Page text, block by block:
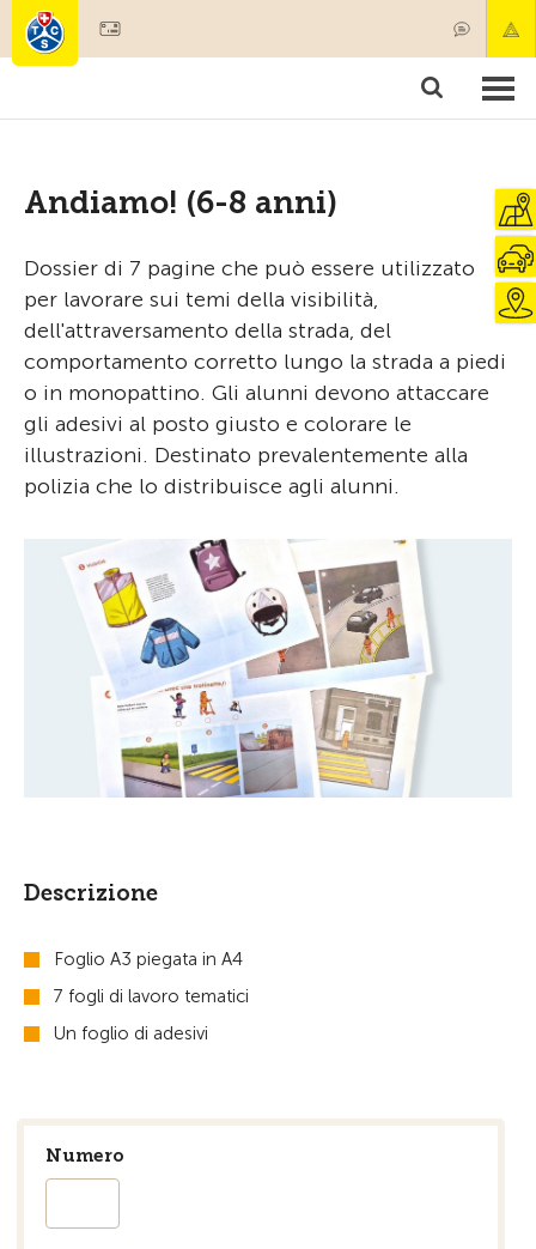
Prodotti & Servizi
Andiamo! (6-8 anni)
Dossier di 7 pagine che può essere utilizzato
per lavorare sui temi della visibilità,
dell'attraversamento della strada, del
comportamento corretto lungo la strada a piedi
o in monopattino. Gli alunni devono attaccare
gli adesivi al posto giusto e colorare le
illustrazioni. Destinato prevalentemente alla
polizia che lo distribuisce agli alunni.
Descrizione
Foglio A3 piegata in A4
7 fogli di lavoro tematici
Un foglio di adesivi
Numero